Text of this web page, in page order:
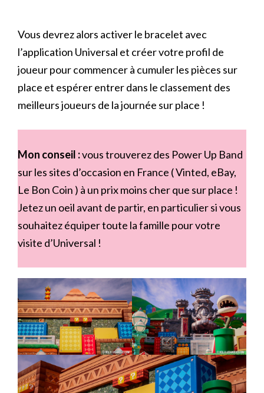
Vous devrez alors activer le bracelet avec
l’application Universal et créer votre profil de
joueur pour commencer à cumuler les pièces sur
place et espérer entrer dans le classement des
meilleurs joueurs de la journée sur place !
Mon conseil :vous trouverez des Power Up Band
sur les sites d’occasion en France ( Vinted, eBay,
Le Bon Coin ) à un prix moins cher que sur place !
Jetez un oeil avant de partir, en particulier si vous
souhaitez équiper toute la famille pour votre
visite d’Universal !